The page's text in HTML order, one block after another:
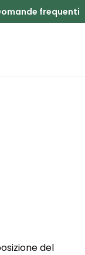
frequenti
del